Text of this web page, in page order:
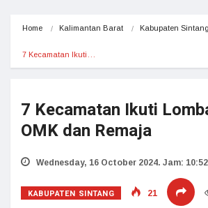
Home Kalimantan Barat Kabupaten Sintang
7 Kecamatan Ikuti…
7 Kecamatan Ikuti
OMK dan Remaja
Wednesday, 16 October 2024. Jam: 10:52
KABUPATEN SINTANG 21